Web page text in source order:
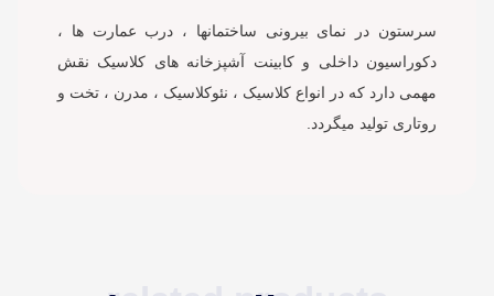
سرستون در نمای بیرونی ساختمانها ، درب عمارت ها ،
دکوراسیون داخلی و کابینت آشپزخانه های کلاسیک نقش
مهمی دارد که در انواع کلاسیک ، نئوکلاسیک ، مدرن ، تخت و
روتاری تولید میگردد.